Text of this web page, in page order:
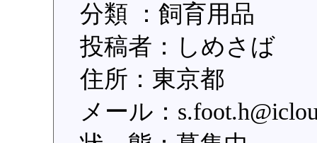
分類 ：飼育用品
投稿者：しめさば
住所：東京都
メール：